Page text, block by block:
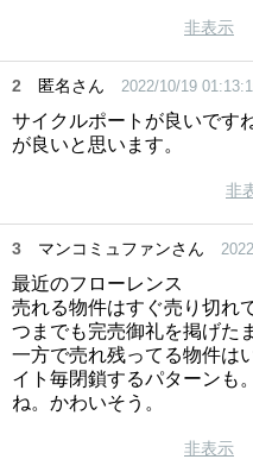
非表示
2 匿名さん 2022/10/19
サイクルポートが良いです
が良いと思います。
非
3 マンコミュファンさん
最近のフローレンス
売れる物件はすぐ売り切れ
つまでも完売御礼を掲げた
一方で売れ残ってる物件は
イト毎閉鎖するパターンも
ね。かわいそう。
非表示